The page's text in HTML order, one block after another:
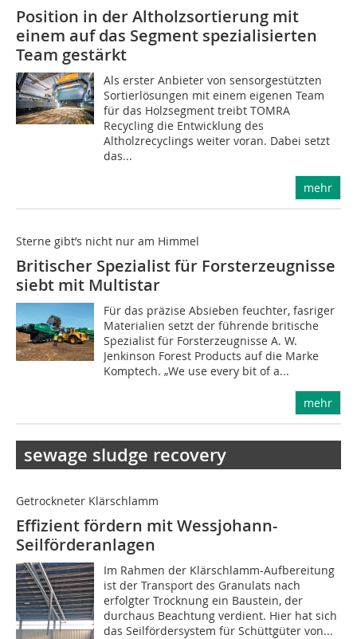
Position in der Altholzsortierung mit
einem auf das Segment spezialisierten
Team gestärkt
Als erster Anbieter von sensorgestützten
Sortierlösungen mit einem eigenen Team
für das Holzsegment treibt TOMRA
Recycling die Entwicklung des
Altholzrecyclings weiter voran. Dabei setzt
das...
mehr
Sterne gibt’s nicht nur am Himmel
Britischer Spezialist für Forsterzeugnisse
siebt mit Multistar
Für das präzise Absieben feuchter, fasriger
Materialien setzt der führende britische
Spezialist für Forsterzeugnisse A. W.
Jenkinson Forest Products auf die Marke
Komptech. „We use every bit of a...
mehr
sewage sludge recovery
Getrockneter Klärschlamm
Effizient fördern mit Wessjohann-
Seilförderanlagen
Im Rahmen der Klärschlamm-Aufbereitung
ist der Transport des Granulats nach
erfolgter Trocknung ein Baustein, der
durchaus Beachtung verdient. Hier hat sich
das Seilfördersystem für Schüttgüter von...